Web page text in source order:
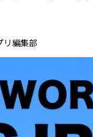
リ編集部